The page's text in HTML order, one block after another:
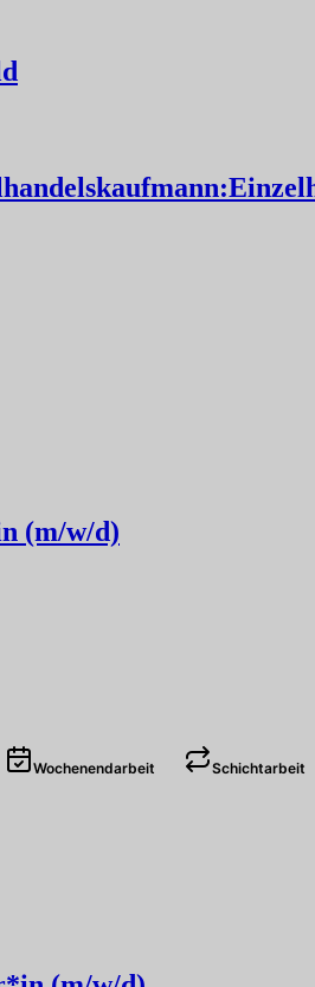
(m/w/d)
Wochenendarbeit Schichtarbeit